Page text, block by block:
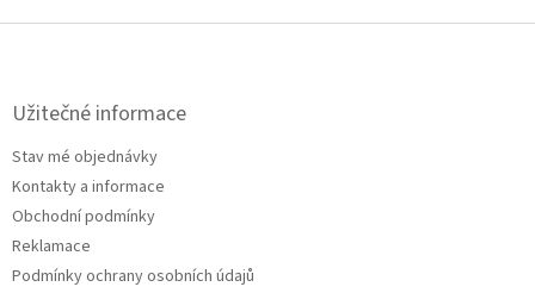
Z
Užitečné informace
Stav mé objednávky
Kontakty a informace
Obchodní podmínky
Reklamace
Podmínky ochrany osobních údajů